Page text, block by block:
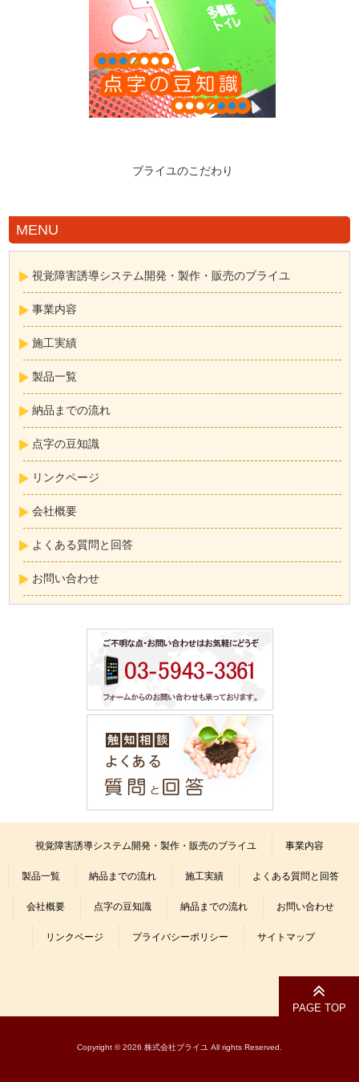
ブライユのこだわり
MENU
視覚障害誘導システム開発・製作・販売のブライユ
事業内容
施工実績
製品一覧
納品までの流れ
点字の豆知識
リンクページ
会社概要
よくある質問と回答
お問い合わせ
視覚障害誘導システム開発・製作・販売のブライユ 事業内容
製品一覧 納品までの流れ 施工実績 よくある質問と回答
会社概要 点字の豆知識 納品までの流れ お問い合わせ
リンクページ プライバシーポリシー サイトマップ
Copyright © 2026 株式会社ブライユ All rights Reserved.